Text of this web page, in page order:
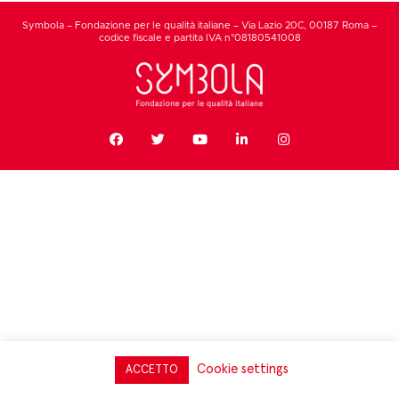
Symbola – Fondazione per le qualità italiane – Via Lazio 20C, 00187 Roma –
codice fiscale e partita IVA n°08180541008
ACCETTO Cookie settings